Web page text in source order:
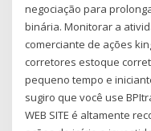
negociação para
binária. Monitorar a
comerciante de ações
corretores estoque
pequeno tempo e
sugiro que você use
WEB SITE é altamente